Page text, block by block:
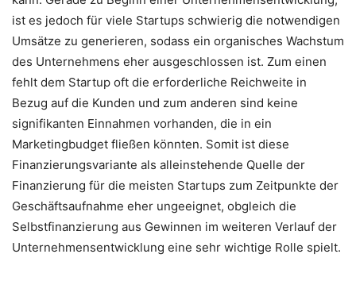
ist es jedoch für viele Startups schwierig die notwendigen
Umsätze zu generieren, sodass ein organisches Wachstum
des Unternehmens eher ausgeschlossen ist. Zum einen
fehlt dem Startup oft die erforderliche Reichweite in
Bezug auf die Kunden und zum anderen sind keine
signifikanten Einnahmen vorhanden, die in ein
Marketingbudget fließen könnten. Somit ist diese
Finanzierungsvariante als alleinstehende Quelle der
Finanzierung für die meisten Startups zum Zeitpunkte der
Geschäftsaufnahme eher ungeeignet, obgleich die
Selbstfinanzierung aus Gewinnen im weiteren Verlauf der
Unternehmensentwicklung eine sehr wichtige Rolle spielt.